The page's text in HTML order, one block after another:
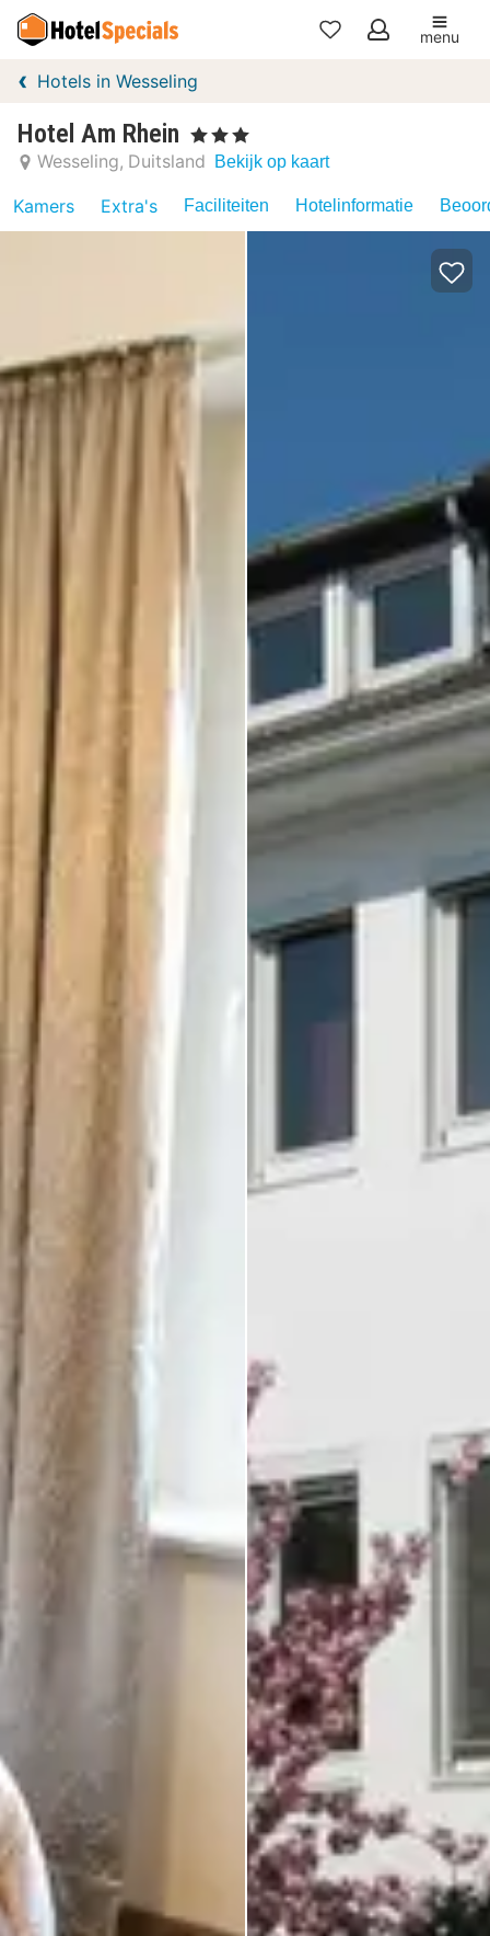
Mijn
menu
Hotels in Wesseling
Hotel Am Rhein , 3 Sterren
Wesseling Duitsland Bekijk op kaart
Kamers Extra's Faciliteiten Hotelinformatie